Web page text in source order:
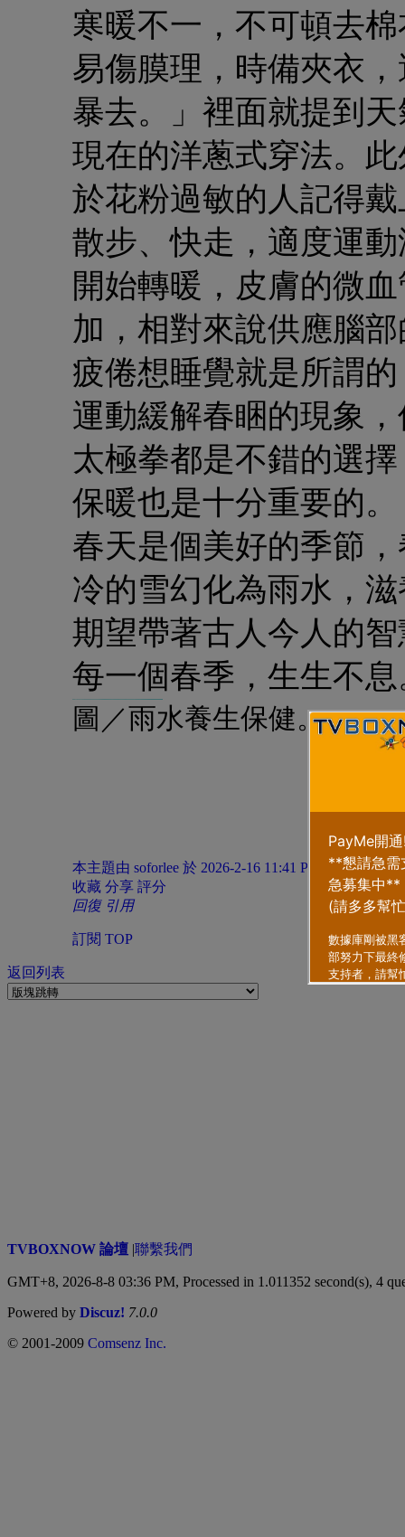
寒暖不一，不可頓去
易傷膜理，時備夾衣
暴去。」裡面就提到
現在的洋蔥式穿法。
於花粉過敏的人記得
散步、快走，適度運
開始轉暖，皮膚的微
加，相對來說供應腦
疲倦想睡覺就是所謂的
運動緩解春睏的現象
太極拳都是不錯的選
保暖也是十分重要的。
春天是個美好的季節
冷的雪幻化為雨水，
期望帶著古人今人的
每一個春季，生生不息
圖／雨水養生保健。
本主題由 soforlee 於 2026-2-16 11:41 PM 提升
收藏 分享 評分
回復 引用
訂閱 TOP
返回列表
TVBOXNOW 論壇 |聯繫我們
GMT+8, 2026-8-8 03:36 PM, Processed in 1.011352 second(s), 4
Powered by Discuz! 7.0.0
© 2001-2009 Comsenz Inc.